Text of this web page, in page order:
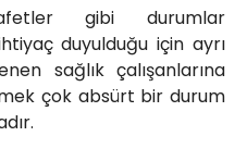
gibi durumlar
duyulduğu için ayrı
sağlık çalışanlarına
çok absürt bir durum